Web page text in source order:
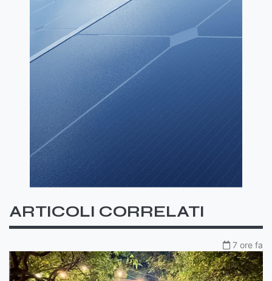
ARTICOLI CORRELATI
7 ore fa